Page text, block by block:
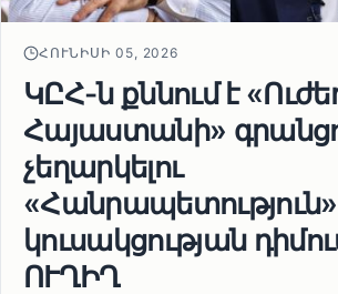
ՀՈՒՆԻՍԻ 05, 2026
ԿԸՀ-ն քննում է
Հայաստանի»
չեղարկելու
«Հանրապետություն»
կուսակցության
ՈՒՂԻՂ